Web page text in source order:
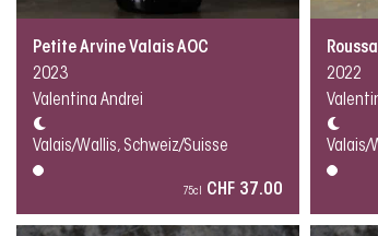
Petite Arvine Valais AOC
2023
Valentina Andrei
Valais/Wallis, Schweiz/Suisse
75cl CHF 37.00
2022
Valais/